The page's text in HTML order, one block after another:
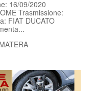
16/09/2020
Trasmissione:
FIAT DUCATO